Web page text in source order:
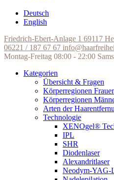
Deutsch
English
Friedrich-Ebert-Anlage 1 69117
06221 / 187 67 67
Montag-Freitag 08:00 - 22:00
Kategorien
Übersicht & Fragen
Körperregionen
Körperregionen
Arten der
Technologie
XENOgel®
IPL
SHR
Diodenlaser
Alexandritlaser
Neodym-YAG-